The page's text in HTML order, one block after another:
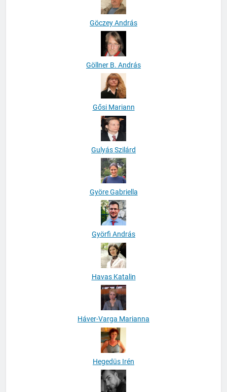
Göczey András
Göllner B. András
Gősi Mariann
Gulyás Szilárd
Györe Gabriella
Györfi András
Havas Katalin
Háver-Varga Marianna
Hegedüs Irén